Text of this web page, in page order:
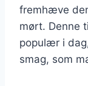
fremhæve
mørt. Denne
populær i
smag, som